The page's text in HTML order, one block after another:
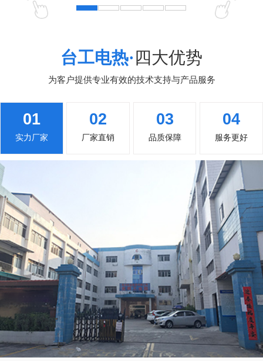
台工电热·四大优势
为客户提供专业有效的技术支持与产品服务
01
实力厂家
02
厂家直销
03
品质保障
04
服务更好